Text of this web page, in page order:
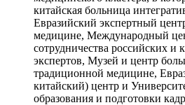
китайская больница
Евразийский экспертный
медицине, Международный
сотрудничества российских и
экспертов, Музей и центр
традиционной медицине,
китайский) центр и
образования и подготовки